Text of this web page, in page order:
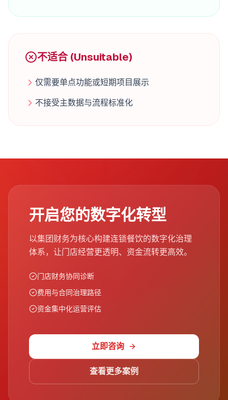
不适合 (Unsuitable)
仅需要单点功能或短期项目展示
不接受主数据与流程标准化
开启您的数字化转型
以集团财务为核心构建连锁餐饮的数字化治理
体系，让门店经营更透明、资金流转更高效。
门店财务协同诊断
费用与合同治理路径
资金集中化运营评估
立即咨询
查看更多案例